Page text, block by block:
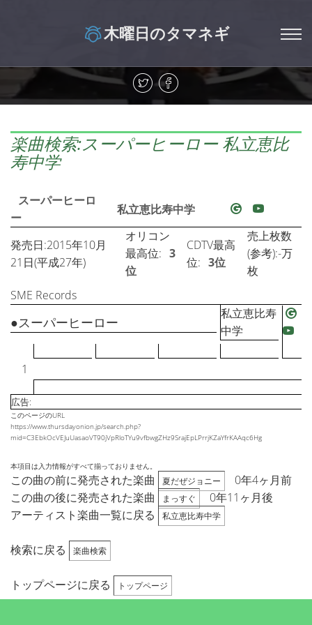
木曜日のタマネギ
楽曲検索:スーパーヒーロー 私立恵比
寿中学
スーパーヒーロ
ー
私立恵比寿中学
発売日:2015年10月
21日(平成27年)
オリコン
最高位: 3
位
CDTV最高
位: 3位
売上枚数
(参考):-万
枚
SME Records
1
●スーパーヒーロー
私立恵比寿
中学
広告:
このページのURL
https://www.thursdayonion.jp/search.php?
mid=C3EbkOcVEJuUasaoVT90jVpRloTYu9vfbwgZHz9SrajEpLPrrjKZaYfrKAAqc6Hg
本項目は入力情報がすべて揃っておりません。
この曲の前に発売された楽曲 夏だぜジョニー
0年4ヶ月前
この曲の後に発売された楽曲
まっすぐ
0年11ヶ月後
アーティスト楽曲一覧に戻る
私立恵比寿中学
検索に戻る 楽曲検索
トップページに戻る トップページ